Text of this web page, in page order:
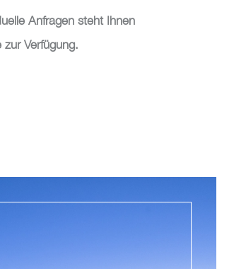
Anfragen steht Ihnen
zur Verfügung.